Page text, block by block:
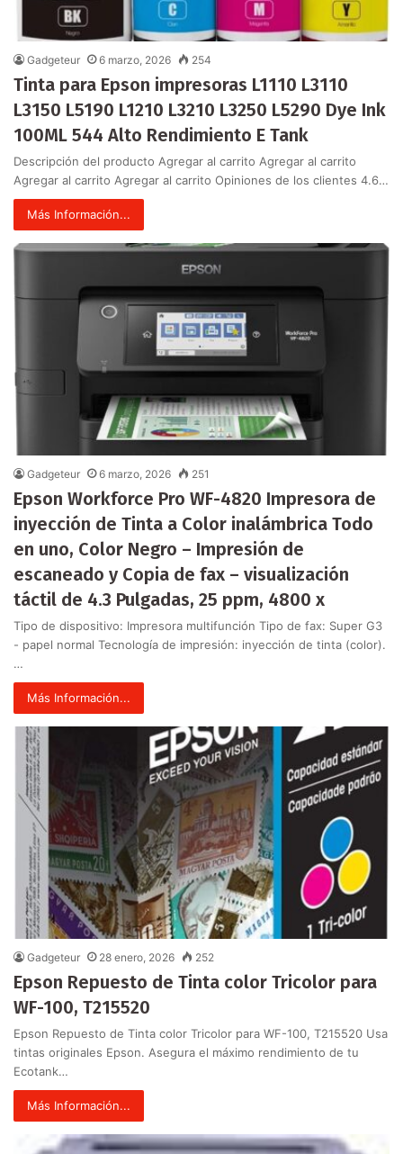
Gadgeteur 6 marzo, 2026 254
Tinta para Epson impresoras L1110 L3110
L3150 L5190 L1210 L3210 L3250 L5290 Dye Ink
100ML 544 Alto Rendimiento E Tank
Descripción del producto Agregar al carrito Agregar al carrito
Agregar al carrito Agregar al carrito Opiniones de los clientes 4.6…
Más Información...
Gadgeteur 6 marzo, 2026 251
Epson Workforce Pro WF-4820 Impresora de
inyección de Tinta a Color inalámbrica Todo
en uno, Color Negro – Impresión de
escaneado y Copia de fax – visualización
táctil de 4.3 Pulgadas, 25 ppm, 4800 x
Tipo de dispositivo: Impresora multifunción Tipo de fax: Super G3
- papel normal Tecnología de impresión: inyección de tinta (color).
…
Más Información...
Gadgeteur 28 enero, 2026 252
Epson Repuesto de Tinta color Tricolor para
WF-100, T215520
Epson Repuesto de Tinta color Tricolor para WF-100, T215520 Usa
tintas originales Epson. Asegura el máximo rendimiento de tu
Ecotank…
Más Información...